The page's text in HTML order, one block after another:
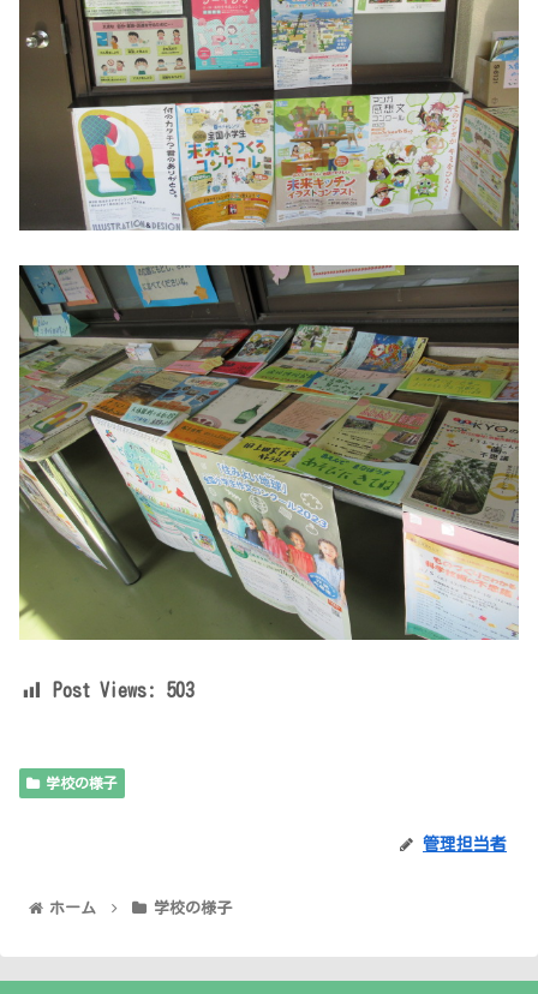
Post Views: 503
学校の様子
管理担当者
ホーム 学校の様子